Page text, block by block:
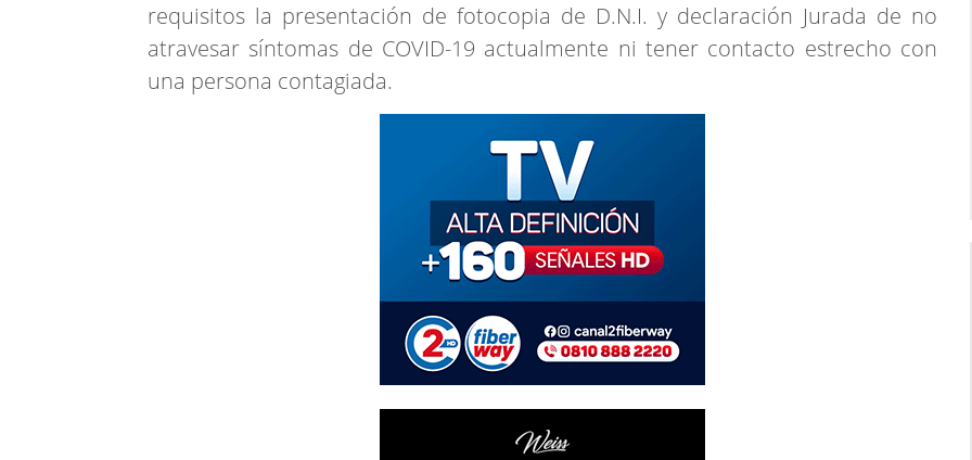
requisitos la presentación de fotocopia de D.N.I. y declaración Jurada de no
atravesar síntomas de COVID-19 actualmente ni tener contacto estrecho con
una persona contagiada.